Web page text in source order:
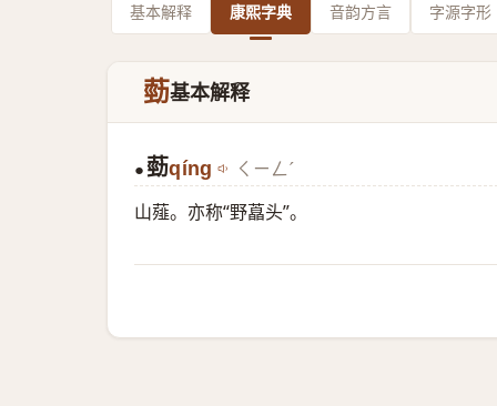
基本解释 康熙字典 音韵方言 字源字形
葝基本解释
● 葝qíng ㄑㄧㄥˊ
山薤。亦称“野藠头”。